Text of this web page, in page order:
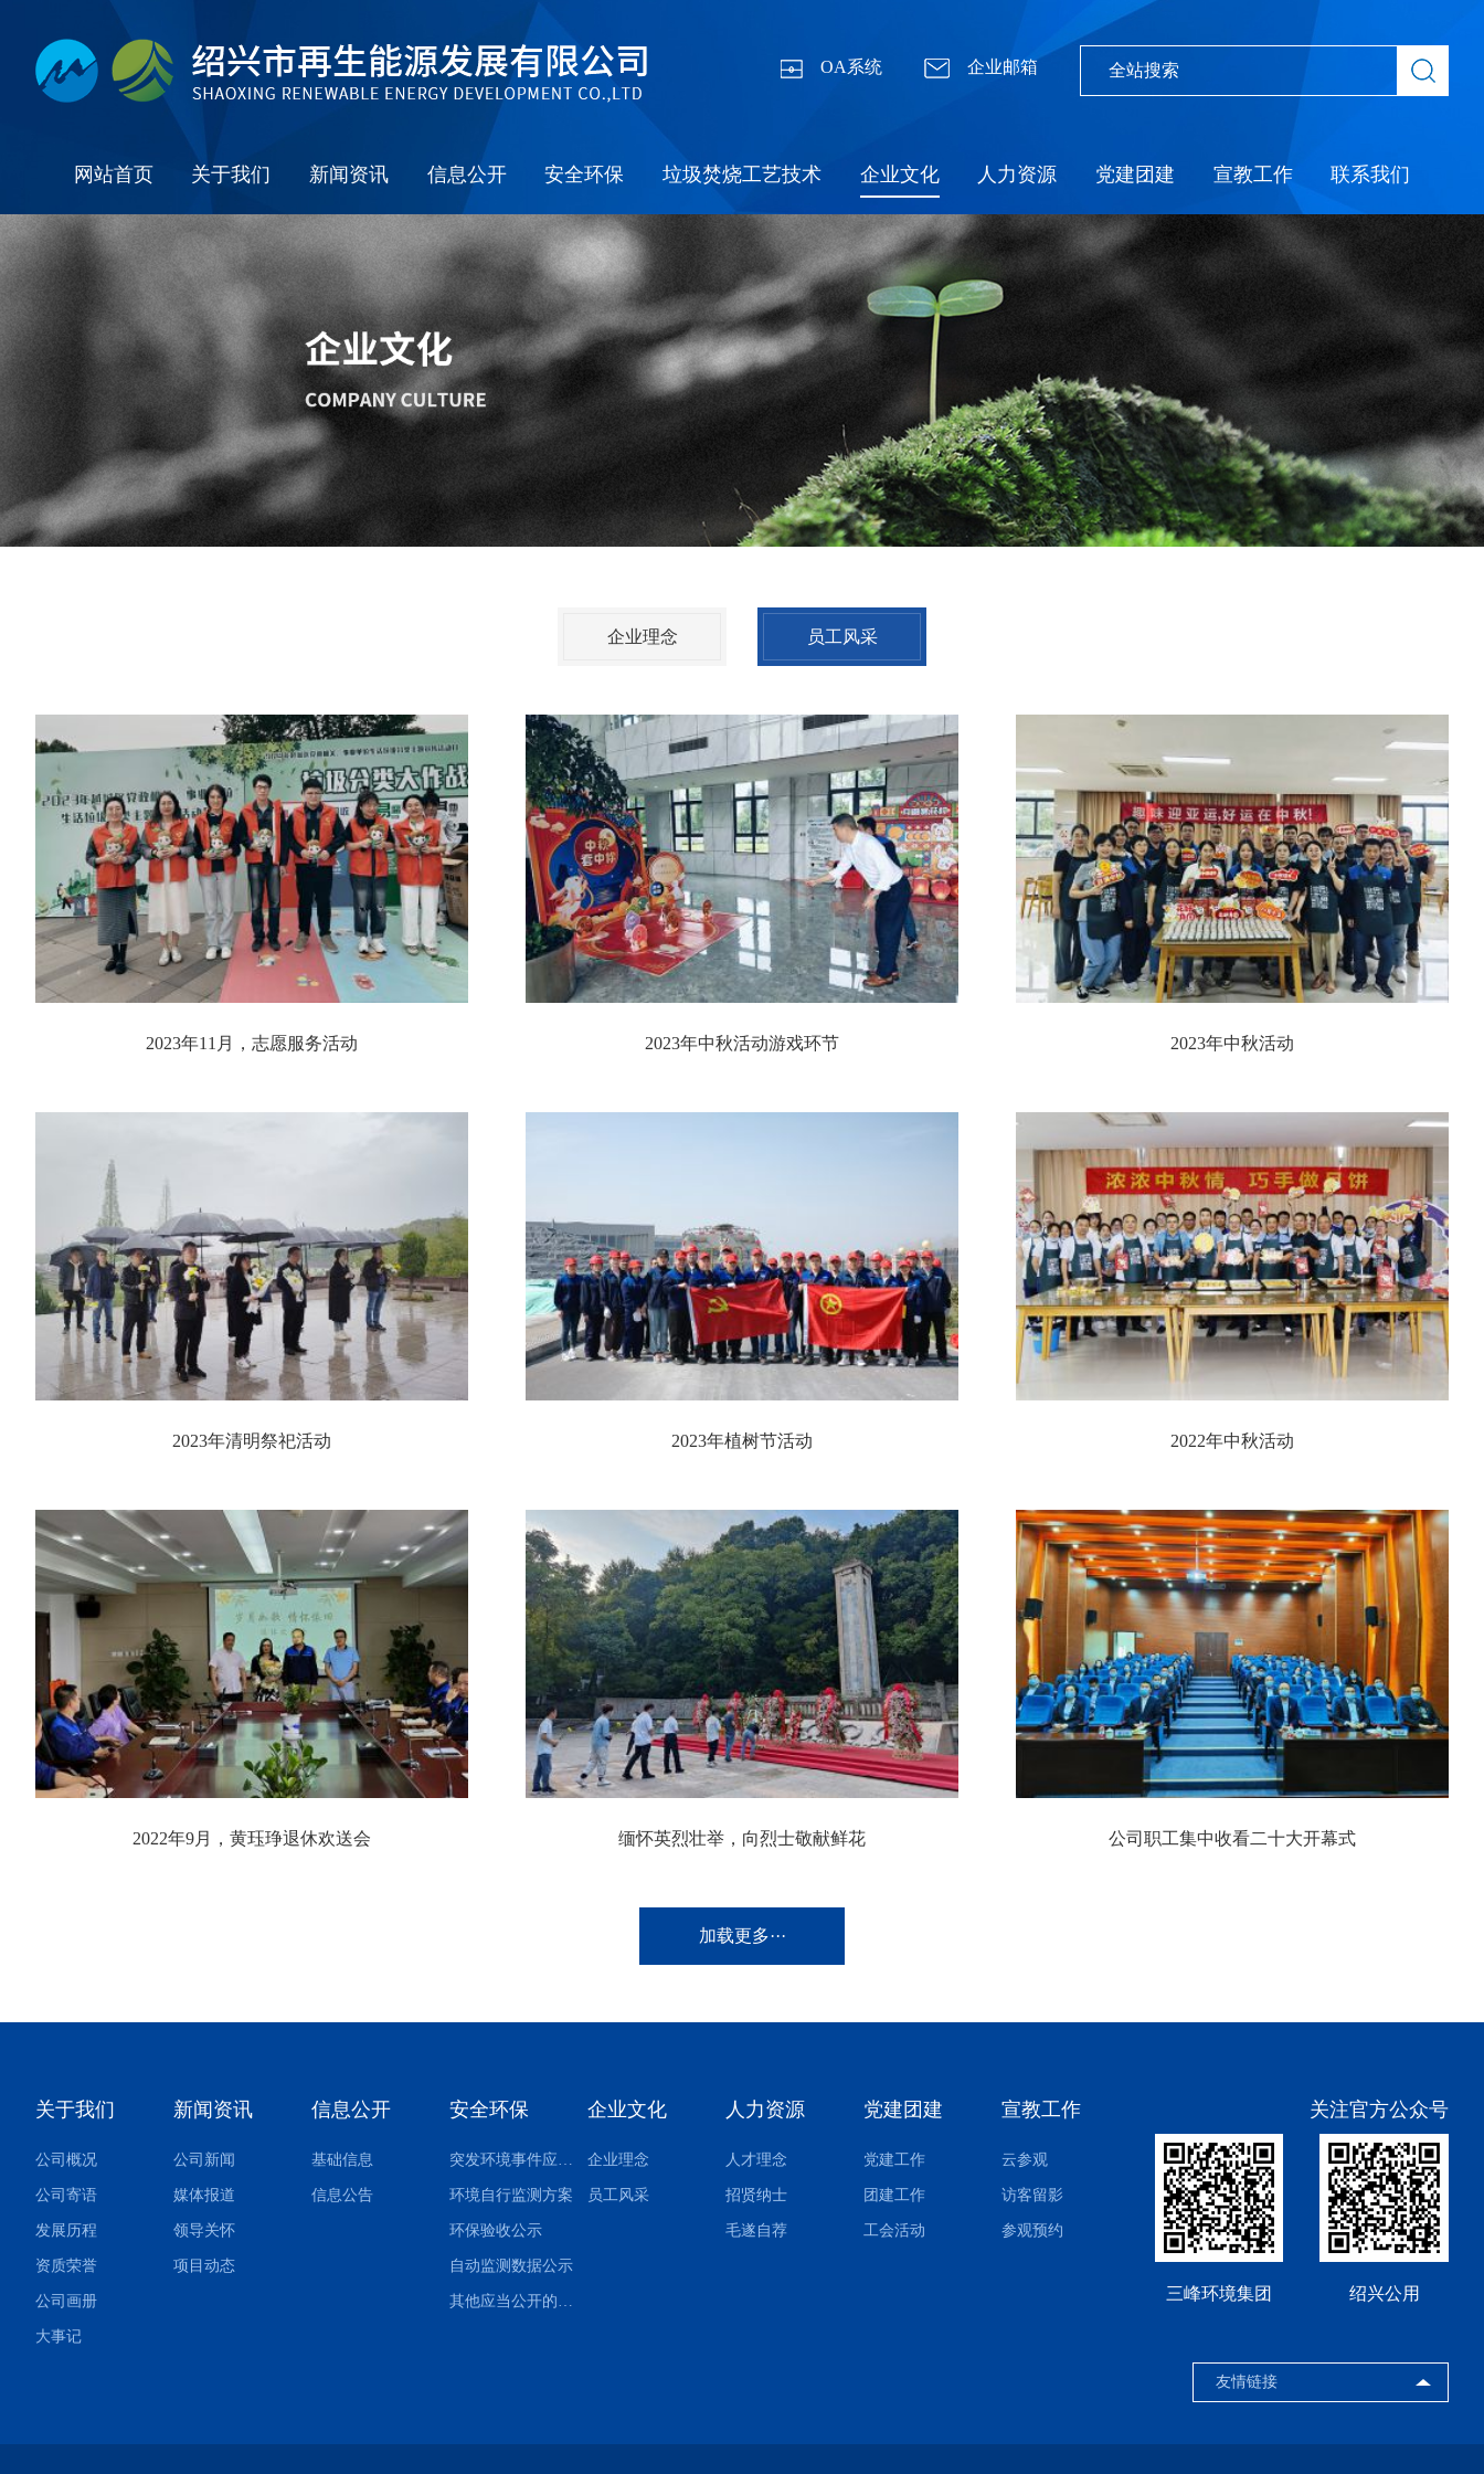
OA系统 企业邮箱
网站首页 关于我们 新闻资讯 信息公开 安全环保 垃圾焚烧工艺技术 企业文化 人力资源 党建团建 宣教工作 联系我们
企业理念 员工风采
2023年11月，志愿服务活动 2023年中秋活动游戏环节 2023年中秋活动
2023年清明祭祀活动 2023年植树节活动 2022年中秋活动
2022年9月，黄珏琤退休欢送会 缅怀英烈壮举，向烈士敬献鲜花 公司职工集中收看二十大开幕式
加载更多···
关于我们
公司概况
公司寄语
发展历程
资质荣誉
公司画册
大事记
新闻资讯
公司新闻
媒体报道
领导关怀
项目动态
信息公开
基础信息
信息公告
安全环保
环境自行监测方案
环保验收公示
自动监测数据公示
企业文化
企业理念
员工风采
人力资源
人才理念
招贤纳士
毛遂自荐
党建团建
党建工作
团建工作
工会活动
宣教工作
云参观
访客留影
参观预约
关注官方公众号
三峰环境集团 绍兴公用